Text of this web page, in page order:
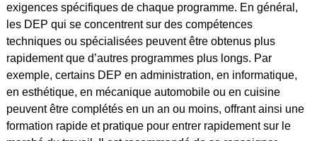
exigences spécifiques de chaque programme. En général,
les DEP qui se concentrent sur des compétences
techniques ou spécialisées peuvent être obtenus plus
rapidement que d’autres programmes plus longs. Par
exemple, certains DEP en administration, en informatique,
en esthétique, en mécanique automobile ou en cuisine
peuvent être complétés en un an ou moins, offrant ainsi une
formation rapide et pratique pour entrer rapidement sur le